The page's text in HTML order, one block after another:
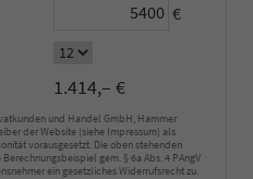
€
1.414,– €
und Handel GmbH, Hammer
der Website (siehe Impressum) als
vorausgesetzt. Die oben stehenden
gem. § 6a Abs. 4 PAngV
ein gesetzliches Widerrufsrecht zu.